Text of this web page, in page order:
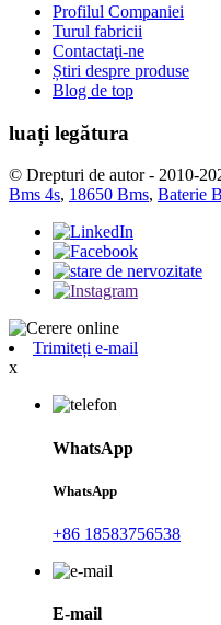
Profilul Companiei
Turul fabricii
Contactaţi-ne
Știri despre produse
Blog de top
luați legătura
© Drepturi de autor - 2010-
Bms 4s, 18650 Bms, Baterie
Trimiteți e-mail
x
WhatsApp
WhatsApp
+86 18583756538
E-mail